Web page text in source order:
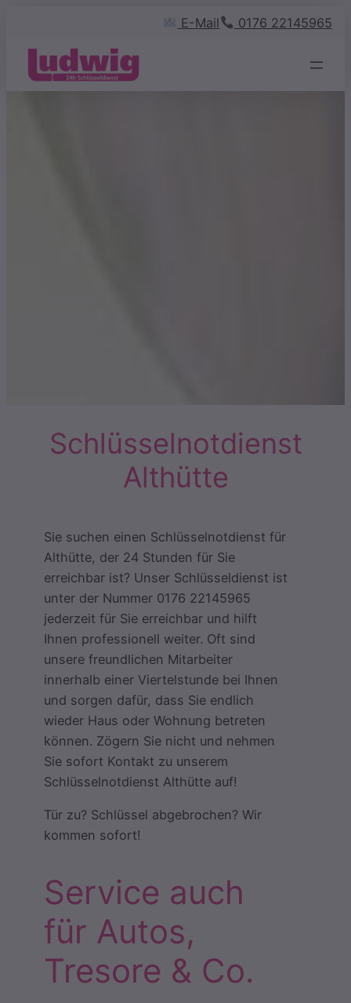
springen
E-Mail 0176 22145965
Schlüsselnotdienst
Althütte
Sie suchen einen Schlüsselnotdienst für
Althütte, der 24 Stunden für Sie
erreichbar ist? Unser Schlüsseldienst ist
unter der Nummer 0176 22145965
jederzeit für Sie erreichbar und hilft
Ihnen professionell weiter. Oft sind
unsere freundlichen Mitarbeiter
innerhalb einer Viertelstunde bei Ihnen
und sorgen dafür, dass Sie endlich
wieder Haus oder Wohnung betreten
können. Zögern Sie nicht und nehmen
Sie sofort Kontakt zu unserem
Schlüsselnotdienst Althütte auf!
Tür zu? Schlüssel abgebrochen? Wir
kommen sofort!
Service auch
für Autos,
Tresore & Co.